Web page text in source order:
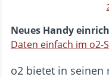
Neues Handy
Daten einfach im o2-
o2 bietet in seinen